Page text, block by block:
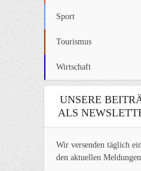
Sport
Tourismus
Wirtschaft
UNSERE
ALS
Wir versenden täglich
den aktuellen